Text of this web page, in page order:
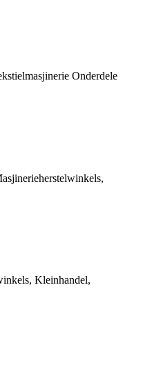
Onderdele
Kleinhandel,